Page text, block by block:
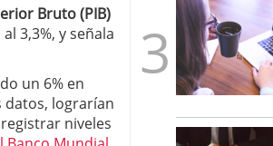
Bruto (PIB)
3,3%, y señala
un 6% en
datos, lograrían
niveles